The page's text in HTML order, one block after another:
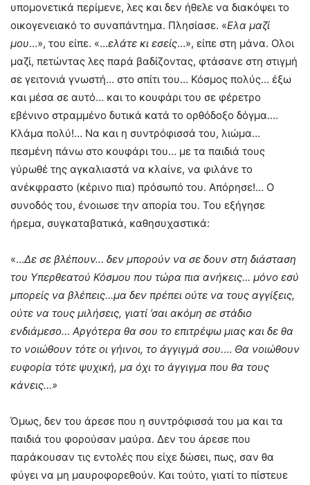
υπομονετικά περίμενε, λες και δεν ήθελε να διακόψει το
οικογενειακό το συναπάντημα. Πλησίασε. «Ελα μαζί
μου…», του είπε. «…ελάτε κι εσείς…», είπε στη μάνα. Ολοι
μαζί, πετώντας λες παρά βαδίζοντας, φτάσανε στη στιγμή
σε γειτονιά γνωστή… στο σπίτι του… Κόσμος πολύς… έξω
και μέσα σε αυτό… και το κουφάρι του σε φέρετρο
εβένινο στραμμένο δυτικά κατά το ορθόδοξο δόγμα.…
Κλάμα πολύ!… Να και η συντρόφισσά του, λιώμα…
πεσμένη πάνω στο κουφάρι του… με τα παιδιά τους
γύρωθέ της αγκαλιαστά να κλαίνε, να φιλάνε το
ανέκφραστο (κέρινο πια) πρόσωπό του. Απόρησε!… Ο
συνοδός του, ένοιωσε την απορία του. Του εξήγησε
ήρεμα, συγκαταβατικά, καθησυχαστικά:
«…Δε σε βλέπουν… δεν μπορούν να σε δουν στη διάσταση
του Υπερθεατού Κόσμου που τώρα πια ανήκεις… μόνο εσύ
μπορείς να βλέπεις…μα δεν πρέπει ούτε να τους αγγίξεις,
ούτε να τους μιλήσεις, γιατί ’σαι ακόμη σε στάδιο
ενδιάμεσο… Αργότερα θα σου το επιτρέψω μιας και δε θα
το νοιώθουν τότε οι γήινοι, το άγγιγμά σου.… Θα νοιώθουν
ευφορία τότε ψυχική, μα όχι το άγγιγμα που θα τους
κάνεις…»
Όμως, δεν του άρεσε που η συντρόφισσά του μα και τα
παιδιά του φορούσαν μαύρα. Δεν του άρεσε που
παράκουσαν τις εντολές που είχε δώσει, πως, σαν θα
φύγει να μη μαυροφορεθούν. Και τούτο, γιατί το πίστευε